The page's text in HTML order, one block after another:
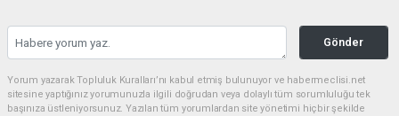
Gönder
Yorum yazarak Topluluk Kuralları’nı kabul etmiş bulunuyor ve habermeclisi.net
sitesine yaptığınız yorumunuzla ilgili doğrudan veya dolaylı tüm sorumluluğu tek
başınıza üstleniyorsunuz. Yazılan tüm yorumlardan site yönetimi hiçbir şekilde